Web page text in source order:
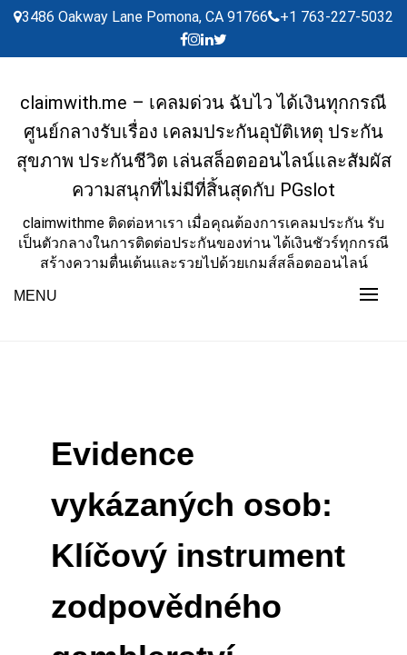
Skip
content
3486 Oakway Lane Pomona, CA 91766 +1 763-227-5032
claimwith.me – เคลมด่วน ฉับไว ได้เงินทุกกรณี
ศูนย์กลางรับเรื่อง เคลมประกันอุบัติเหตุ ประกัน
สุขภาพ ประกันชีวิต เล่นสล็อตออนไลน์และสัมผัส
ความสนุกที่ไม่มีที่สิ้นสุดกับ PGslot
claimwithme ติดต่อหาเรา เมื่อคุณต้องการเคลมประกัน รับ
เป็นตัวกลางในการติดต่อประกันของท่าน ได้เงินชัวร์ทุกกรณี
สร้างความตื่นเต้นและรวยไปด้วยเกมส์สล็อตออนไลน์
MENU
Evidence
vykázaných osob:
Klíčový instrument
zodpovědného